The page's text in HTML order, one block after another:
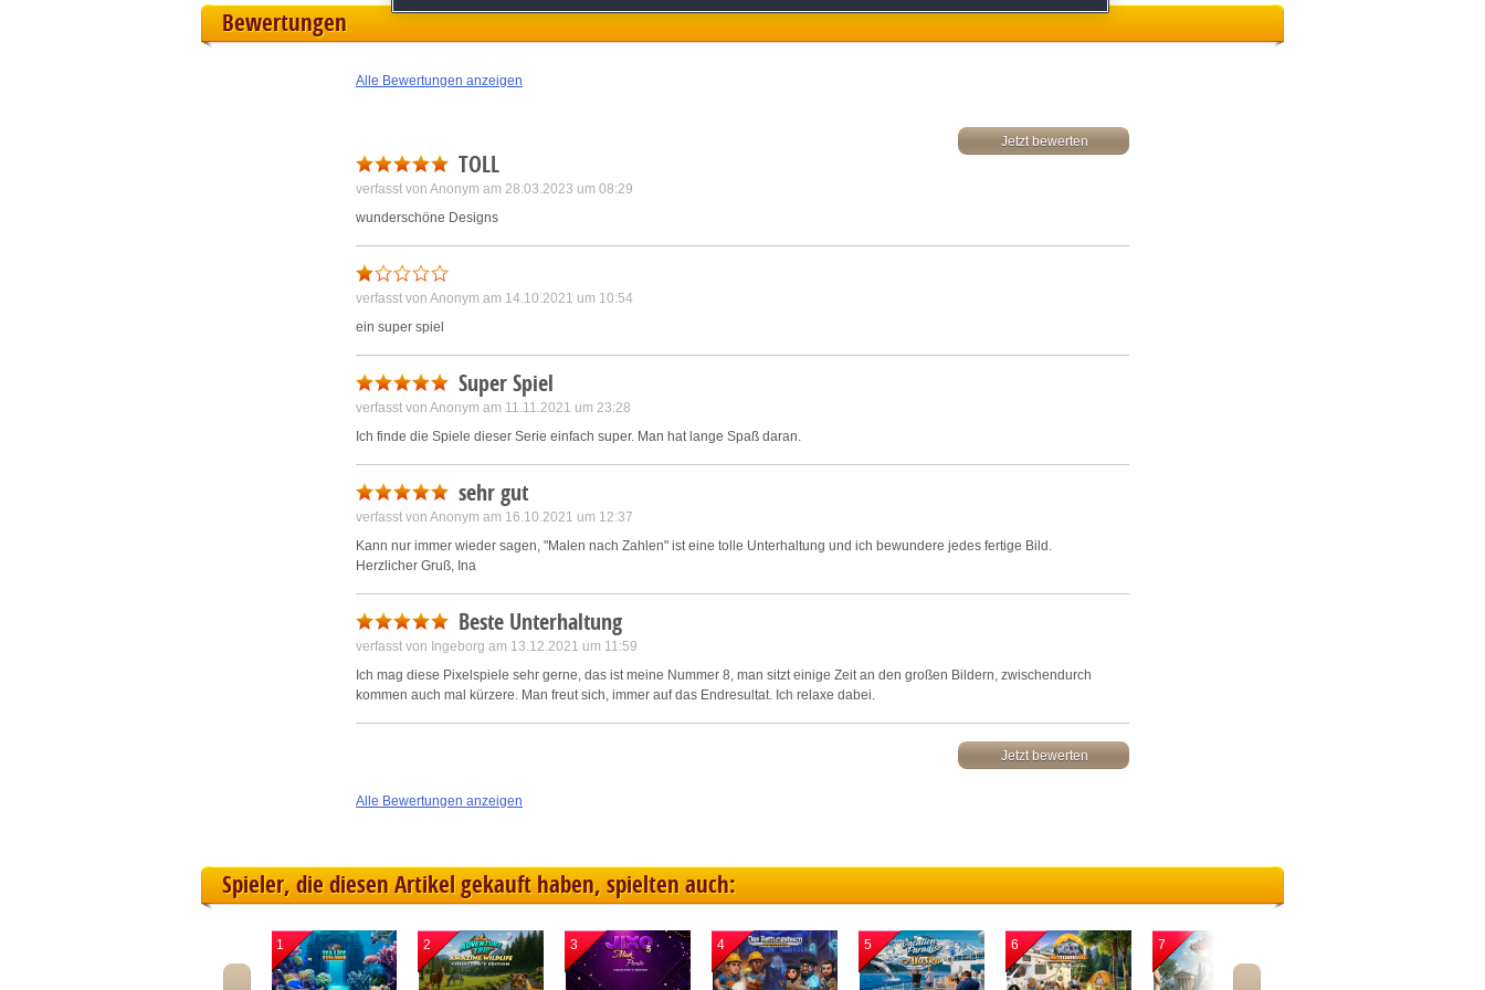
Bewertungen
Alle Bewertungen anzeigen
Jetzt bewerten
TOLL
verfasst von Anonym am 28.03.2023 um 08:29
wunderschöne Designs
verfasst von Anonym am 14.10.2021 um 10:54
ein super spiel
Super Spiel
verfasst von Anonym am 11.11.2021 um 23:28
Ich finde die Spiele dieser Serie einfach super. Man hat lange Spaß daran.
sehr gut
verfasst von Anonym am 16.10.2021 um 12:37
Kann nur immer wieder sagen, "Malen nach Zahlen" ist eine tolle Unterhaltung und ich bewundere jedes fertige Bild.
Herzlicher Gruß, Ina
Beste Unterhaltung
verfasst von Ingeborg am 13.12.2021 um 11:59
Ich mag diese Pixelspiele sehr gerne, das ist meine Nummer 8, man sitzt einige Zeit an den großen Bildern, zwischendurch
kommen auch mal kürzere. Man freut sich, immer auf das Endresultat. Ich relaxe dabei.
Jetzt bewerten
Alle Bewertungen anzeigen
Spieler, die diesen Artikel gekauft haben, spielten auch:
1 2 3 4 5 6 7
Match and combine data from other data sources
Save and communicate privacy choices